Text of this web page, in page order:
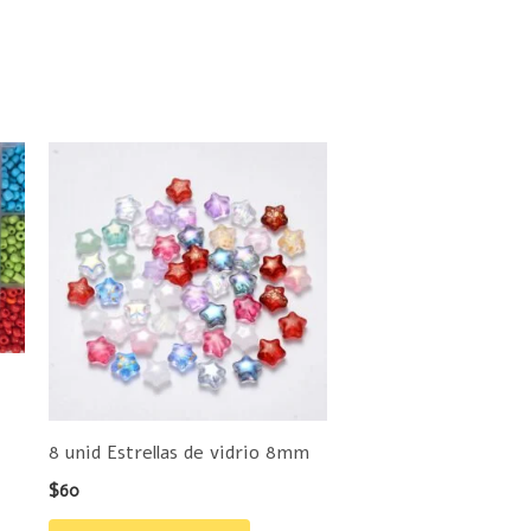
8 unid Estrellas de vidrio 8mm
$60